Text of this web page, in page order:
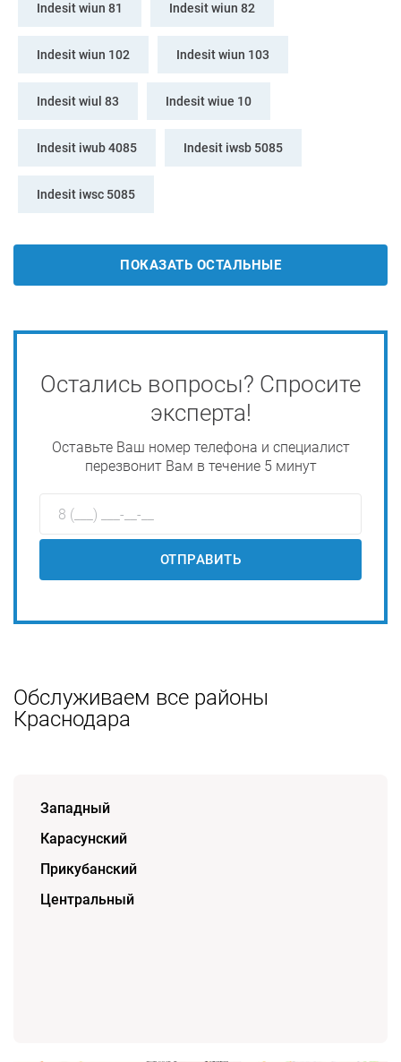
Indesit wiun 81 Indesit wiun 82
Indesit wiun 102 Indesit wiun 103
Indesit wiul 83 Indesit wiue 10
Indesit iwub 4085 Indesit iwsb 5085
Indesit iwsc 5085
ПОКАЗАТЬ ОСТАЛЬНЫЕ
Остались вопросы? Спросите
эксперта!
Оставьте Ваш номер телефона и специалист
перезвонит Вам в течение 5 минут
ОТПРАВИТЬ
Обслуживаем все районы
Краснодара
Западный
Карасунский
Прикубанский
Центральный